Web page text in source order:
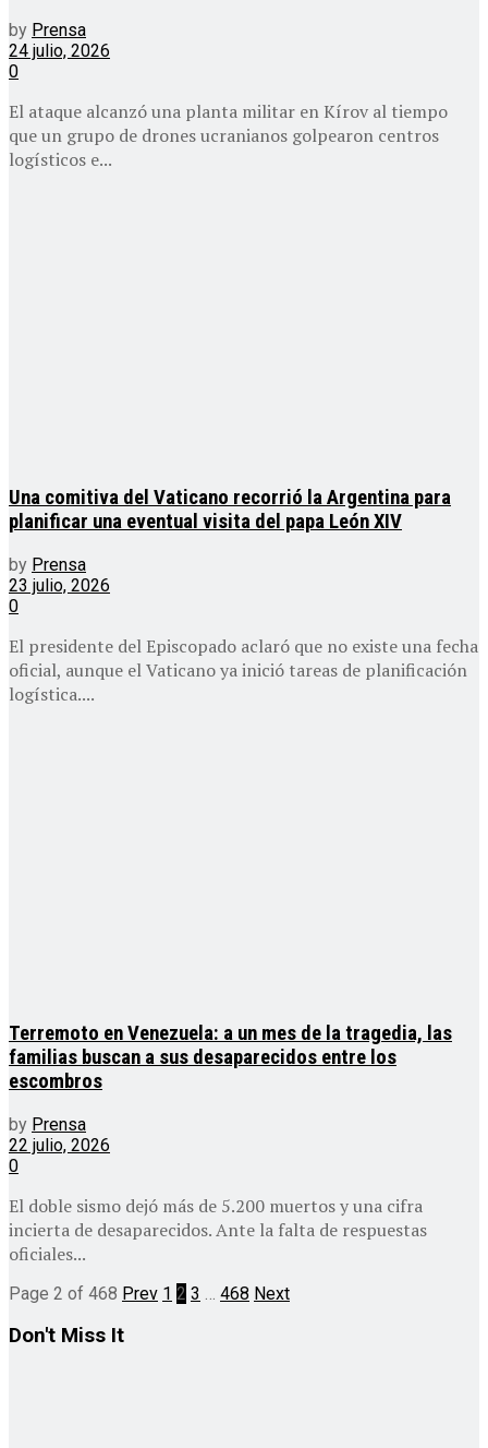
by Prensa
24 julio, 2026
0
El ataque alcanzó una planta militar en Kírov al tiempo
que un grupo de drones ucranianos golpearon centros
logísticos e...
Una comitiva del Vaticano recorrió la Argentina para
planificar una eventual visita del papa León XIV
by Prensa
23 julio, 2026
0
El presidente del Episcopado aclaró que no existe una fecha
oficial, aunque el Vaticano ya inició tareas de planificación
logística....
Terremoto en Venezuela: a un mes de la tragedia, las
familias buscan a sus desaparecidos entre los
escombros
by Prensa
22 julio, 2026
0
El doble sismo dejó más de 5.200 muertos y una cifra
incierta de desaparecidos. Ante la falta de respuestas
oficiales...
Page 2 of 468 Prev 1 2 3 468 Next
Don't Miss It